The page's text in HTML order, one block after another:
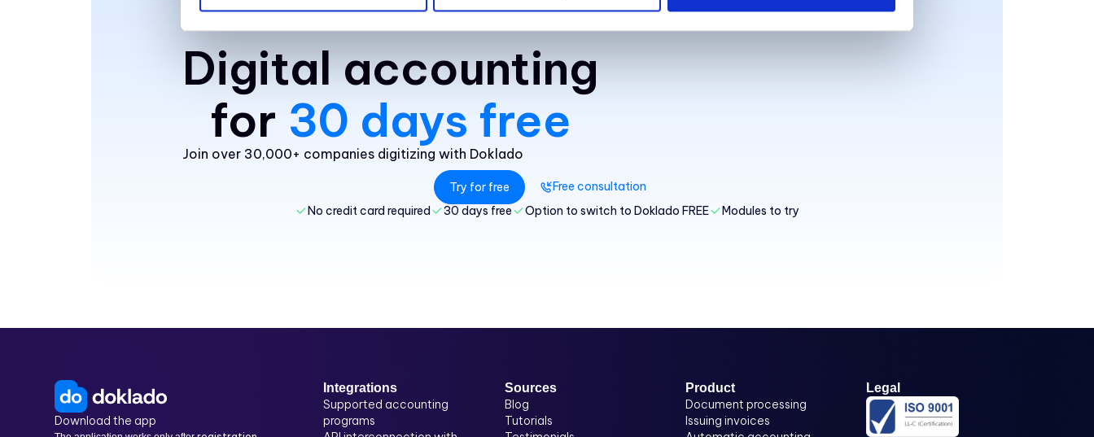
Digital accounting
for 30 days free
Join over 30,000+ companies digitizing with Doklado
Try for free
Free consultation
No credit card required
30 days free Option to switch to Doklado FREE Modules to try
Download the app
Integrations
Supported accounting
programs
Sources
Blog
Tutorials
Product
Document processing
Issuing invoices
Legal